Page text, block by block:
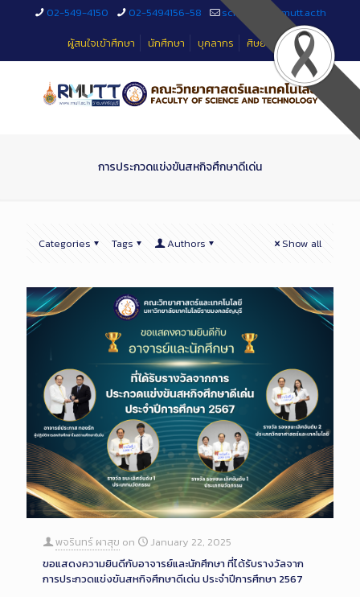
02-549-4150 02-5494156-58
sciteched@rmutt.ac.th
ผู้สนใจเข้าศึกษา
นักศึกษา บุคลากร ศิษย์เก่า
การประกวดแข่งขันสหกิจศึกษาดีเด่น
Categories Tags Authors Show all
พจรินทร์ ผาสุข on
January 22, 2025
ขอแสดงความยินดีกับอาจารย์และนักศึกษา ที่ได้รับรางวัลจาก
การประกวดแข่งขันสหกิจศึกษาดีเด่น ประจำปีการศึกษา 2567